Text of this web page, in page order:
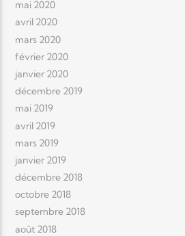
mai 2020
avril 2020
mars 2020
février 2020
janvier 2020
décembre 2019
mai 2019
avril 2019
mars 2019
janvier 2019
décembre 2018
octobre 2018
septembre 2018
août 2018